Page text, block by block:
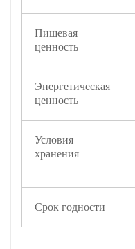
Пищевая
ценность
Энергетическая
ценность
Условия
хранения
Срок годности